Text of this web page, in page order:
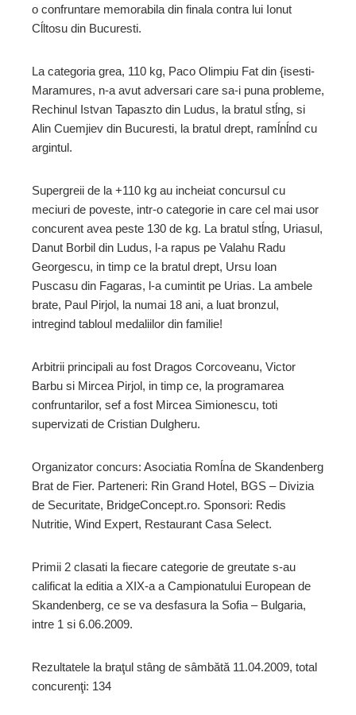
o confruntare memorabila din finala contra lui Ionut
Cĺltosu din Bucuresti.
La categoria grea, 110 kg, Paco Olimpiu Fat din {isesti-
Maramures, n-a avut adversari care sa-i puna probleme,
Rechinul Istvan Tapaszto din Ludus, la bratul stĺng, si
Alin Cuemjiev din Bucuresti, la bratul drept, ramĺnĺnd cu
argintul.
Supergreii de la +110 kg au incheiat concursul cu
meciuri de poveste, intr-o categorie in care cel mai usor
concurent avea peste 130 de kg. La bratul stĺng, Uriasul,
Danut Borbil din Ludus, l-a rapus pe Valahu Radu
Georgescu, in timp ce la bratul drept, Ursu Ioan
Puscasu din Fagaras, l-a cumintit pe Urias. La ambele
brate, Paul Pirjol, la numai 18 ani, a luat bronzul,
intregind tabloul medaliilor din familie!
Arbitrii principali au fost Dragos Corcoveanu, Victor
Barbu si Mircea Pirjol, in timp ce, la programarea
confruntarilor, sef a fost Mircea Simionescu, toti
supervizati de Cristian Dulgheru.
Organizator concurs: Asociatia Romĺna de Skandenberg
Brat de Fier. Parteneri: Rin Grand Hotel, BGS – Divizia
de Securitate, BridgeConcept.ro. Sponsori: Redis
Nutritie, Wind Expert, Restaurant Casa Select.
Primii 2 clasati la fiecare categorie de greutate s-au
calificat la editia a XIX-a a Campionatului European de
Skandenberg, ce se va desfasura la Sofia – Bulgaria,
intre 1 si 6.06.2009.
Rezultatele la braţul stâng de sâmbătă 11.04.2009, total
concurenţi: 134